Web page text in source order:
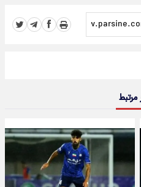
مرتبط